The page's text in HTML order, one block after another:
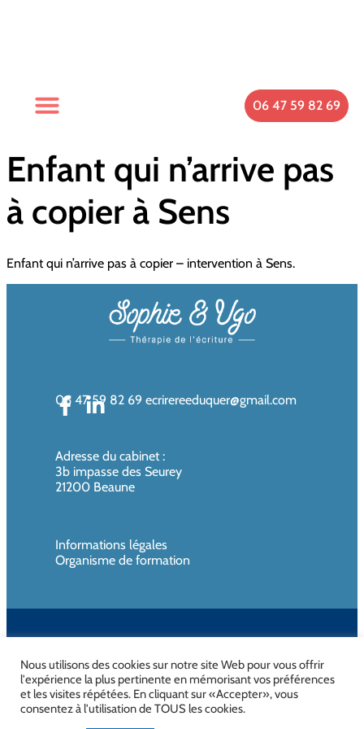
06 47 59 82 69
Enfant qui n’arrive pas
à copier à Sens
Enfant qui n’arrive pas à copier – intervention à Sens.
06 47 59 82 69 ecrirereeduquer@gmail.com
Adresse du cabinet :
3b impasse des Seurey
21200 Beaune
Informations légales
Organisme de formation
Nous utilisons des cookies sur notre site Web pour vous offrir
l'expérience la plus pertinente en mémorisant vos préférences
et les visites répétées. En cliquant sur «Accepter», vous
consentez à l'utilisation de TOUS les cookies.